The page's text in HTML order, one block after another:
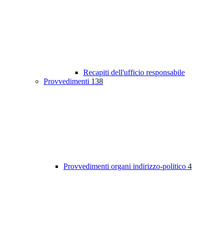
Recapiti dell'ufficio responsabile
Provvedimenti 138
Provvedimenti organi indirizzo-politico 4